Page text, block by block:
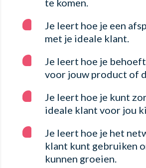
Je leert hoe je een
met je ideale klant.
Je leert hoe je
voor jouw product of
Je leert hoe je kunt
ideale klant voor jou
Je leert hoe je het
klant kunt gebruiken
kunnen groeien.